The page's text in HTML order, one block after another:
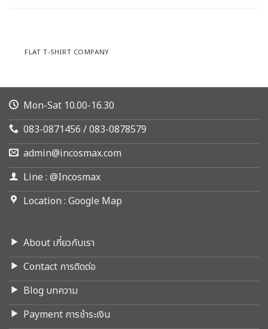
FLAT T-SHIRT COMPANY
Mon-Sat 10.00-16.30
083-0871456 / 083-0878579
admin@incosmax.com
Line : @Incosmax
Location : Google Map
About เกี่ยวกับเรา
Contact การติดต่อ
Blog บทความ
Payment การชำระเงิน